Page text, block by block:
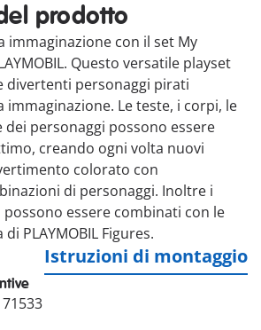
prodotto
immaginazione con il set My
Questo versatile playset
divertenti personaggi pirati
Le teste, i corpi, le
dei personaggi possono essere
creando ogni volta nuovi
colorato con
di personaggi. Inoltre i
possono essere combinati con le
PLAYMOBIL Figures.
Istruzioni di montaggio
71533